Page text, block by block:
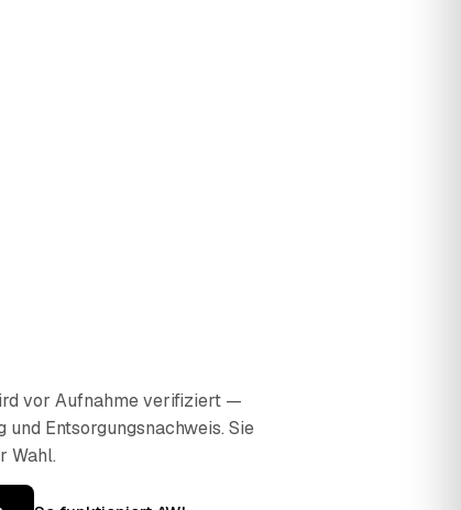
vor Aufnahme verifiziert —
Entsorgungsnachweis. Sie
Wahl.